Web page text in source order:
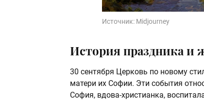
Источник: Midjourney
История праздника и
30 сентября Церковь по новому
матери их Софии. Эти события
София, вдова-христианка,